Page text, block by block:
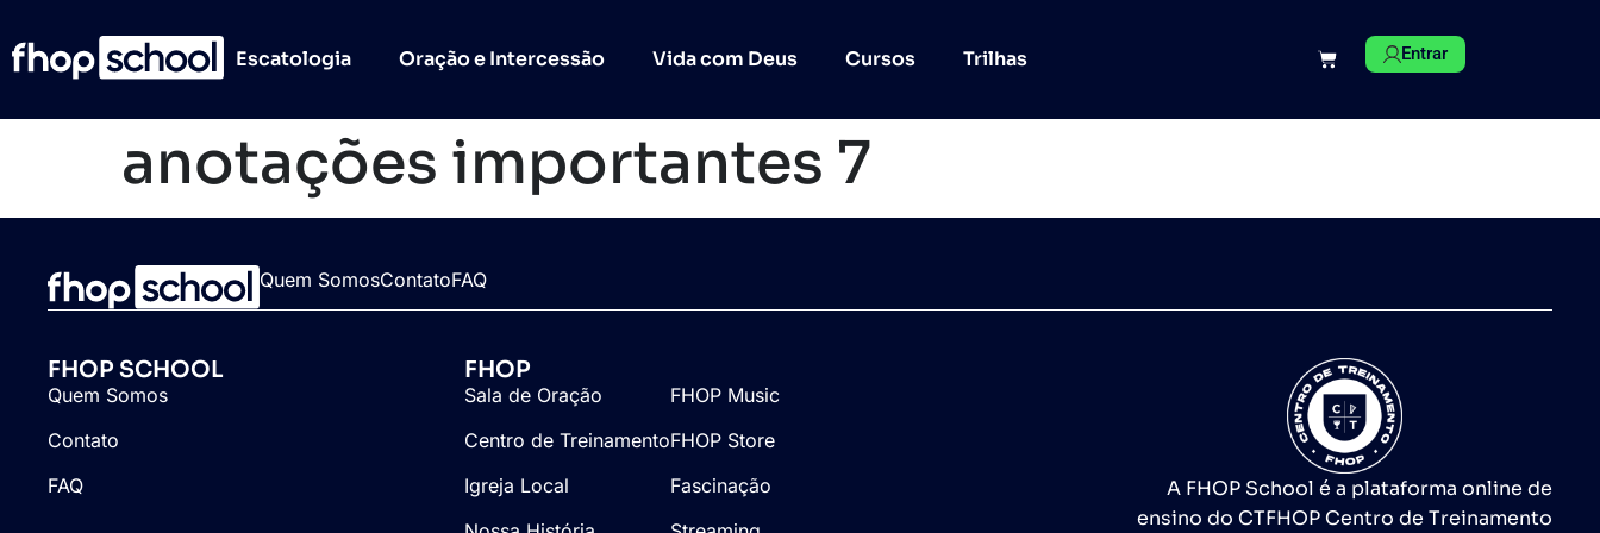
Escatologia Oração e Intercessão Vida com Deus Cursos Trilhas Entrar
anotações importantes 7
Quem SomosContatoFAQ
FHOP SCHOOL
Quem Somos
Contato
FAQ
FHOP
Sala de Oração
Centro de Treinamento
Igreja Local
FHOP Music
FHOP Store
Fascinação
A FHOP School é a plataforma online de
ensino do CTFHOP Centro de Treinamento